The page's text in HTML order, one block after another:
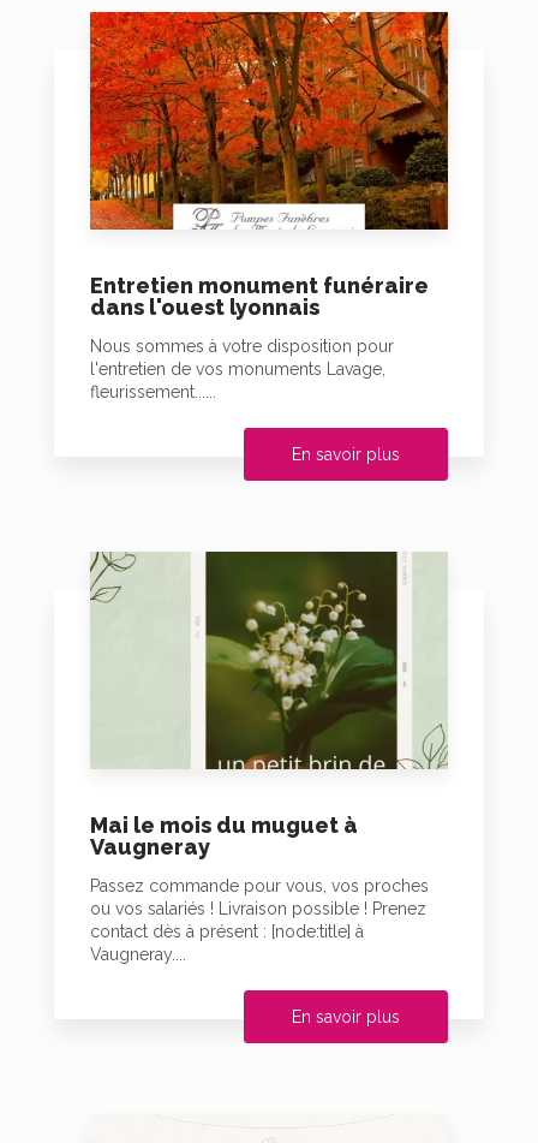
Entretien monument funéraire
dans l'ouest lyonnais
Nous sommes à votre disposition pour
l'entretien de vos monuments Lavage,
fleurissement......
En savoir plus
Mai le mois du muguet à
Vaugneray
Passez commande pour vous, vos proches
ou vos salariés ! Livraison possible ! Prenez
contact dès à présent : [node:title] à
Vaugneray....
En savoir plus